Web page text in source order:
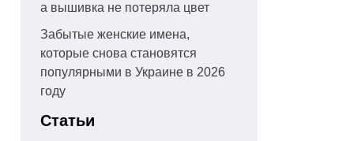
а вышивка не потеряла цвет
Забытые женские имена,
которые снова становятся
популярными в Украине в 2026
году
Статьи